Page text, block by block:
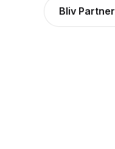
Bliv Partner